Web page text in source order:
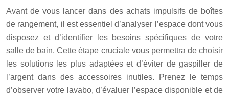
Avant de vous lancer dans des achats impulsifs de boîtes
de rangement, il est essentiel d’analyser l’espace dont vous
disposez et d’identifier les besoins spécifiques de votre
salle de bain. Cette étape cruciale vous permettra de choisir
les solutions les plus adaptées et d’éviter de gaspiller de
l’argent dans des accessoires inutiles. Prenez le temps
d’observer votre lavabo, d’évaluer l’espace disponible et de